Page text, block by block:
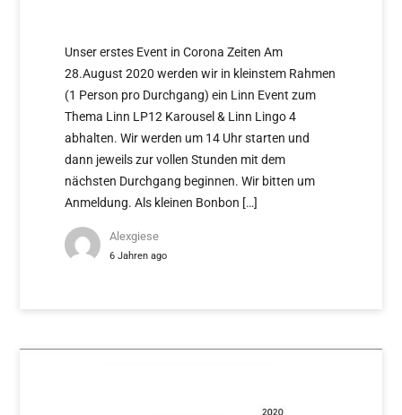
Unser erstes Event in Corona Zeiten Am
28.August 2020 werden wir in kleinstem Rahmen
(1 Person pro Durchgang) ein Linn Event zum
Thema Linn LP12 Karousel & Linn Lingo 4
abhalten. Wir werden um 14 Uhr starten und
dann jeweils zur vollen Stunden mit dem
nächsten Durchgang beginnen. Wir bitten um
Anmeldung. Als kleinen Bonbon […]
Alexgiese
6 Jahren ago